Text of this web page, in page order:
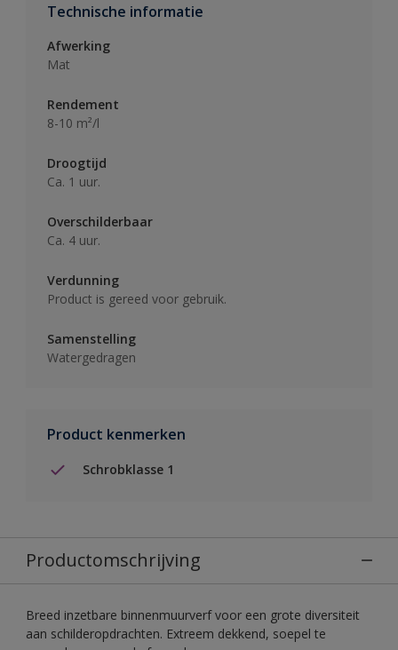
Technische informatie
Afwerking
Mat
Rendement
8-10 m²/l
Droogtijd
Ca. 1 uur.
Overschilderbaar
Ca. 4 uur.
Verdunning
Product is gereed voor gebruik.
Samenstelling
Watergedragen
Product kenmerken
Schrobklasse 1
Productomschrijving
Breed inzetbare binnenmuurverf voor een grote diversiteit
aan schilderopdrachten. Extreem dekkend, soepel te